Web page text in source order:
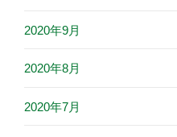
2020年9月
2020年8月
2020年7月